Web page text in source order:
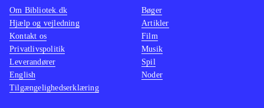
Om Bibliotek.dk
Hjælp og vejledning
Kontakt os
Privatlivspolitik
Leverandører
English
Tilgængelighedserklæring
Bøger
Artikler
Film
Musik
Spil
Noder